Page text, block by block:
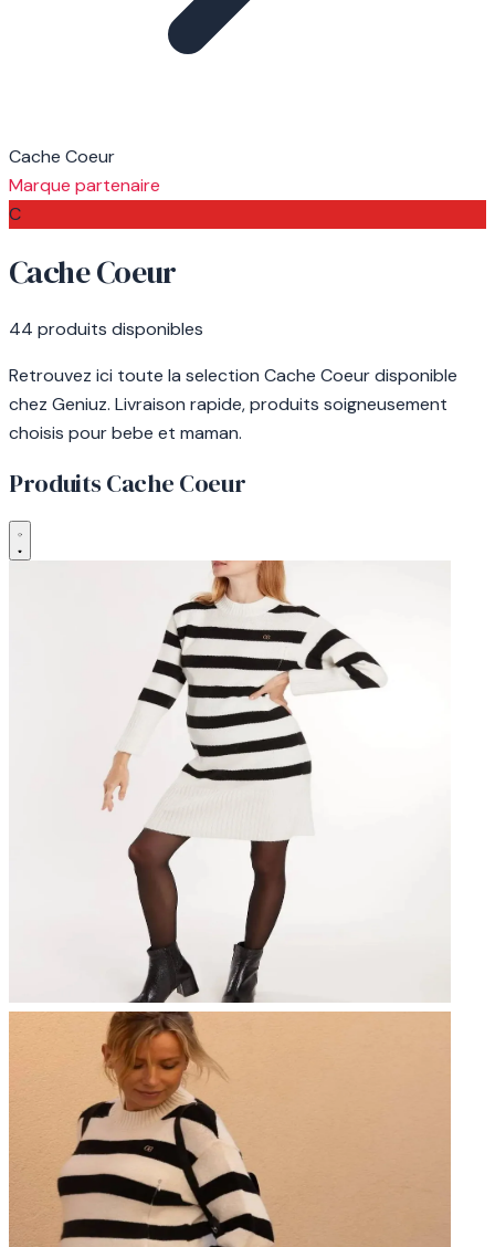
Cache Coeur
Marque partenaire
C
Cache Coeur
44 produits disponibles
Retrouvez ici toute la selection Cache Coeur disponible
chez Geniuz. Livraison rapide, produits soigneusement
choisis pour bebe et maman.
Produits Cache Coeur